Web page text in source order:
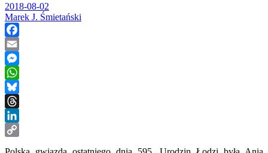
2018-08-02
Marek J. Śmietański
Facebook
Email
Messenger
WhatsApp
Bluesky
Threads
LinkedIn